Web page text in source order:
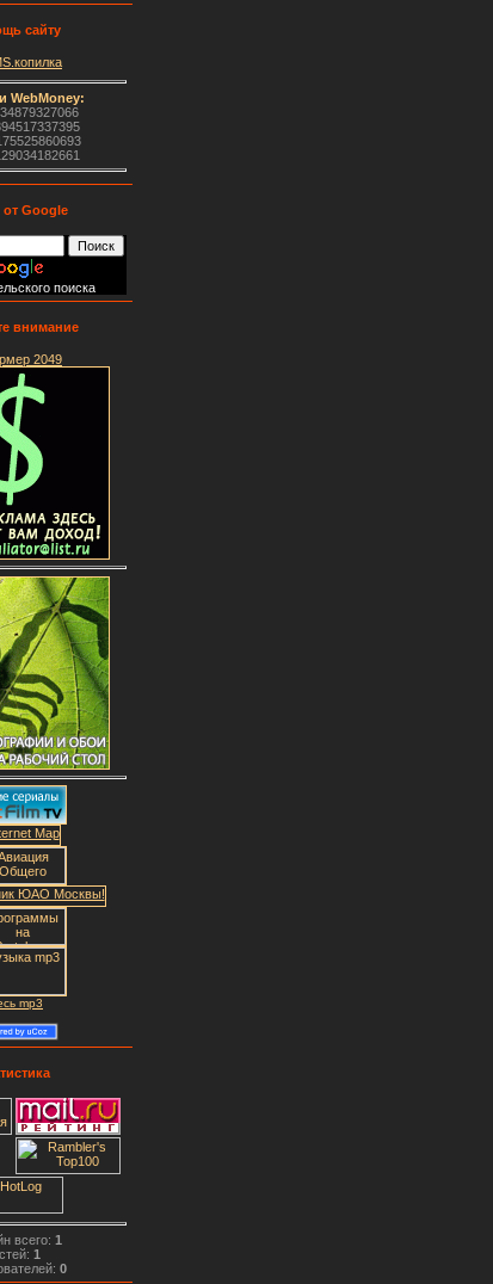
сайту
WebMoney:
Google
поиска
внимание
2049
mp3
всего: 1
1
0